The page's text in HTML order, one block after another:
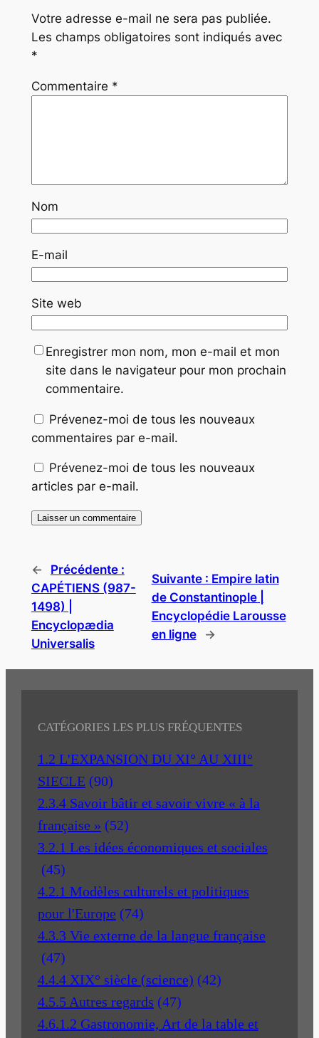
Votre adresse e-mail ne sera pas publiée.
Les champs obligatoires sont indiqués avec
*
Commentaire *
Nom
E-mail
Site web
Enregistrer mon nom, mon e-mail et mon
site dans le navigateur pour mon prochain
commentaire.
Prévenez-moi de tous les nouveaux
commentaires par e-mail.
Prévenez-moi de tous les nouveaux
articles par e-mail.
←
Précédente :
CAPÉTIENS (987-
1498) |
Encyclopædia
Universalis
Suivante : Empire latin
de Constantinople |
Encyclopédie Larousse
en ligne
→
CATÉGORIES LES PLUS FRÉQUENTES
1.2 L'EXPANSION DU XI° AU XIII°
SIECLE (90)
2.3.4 Savoir bâtir et savoir vivre « à la
française » (52)
3.2.1 Les idées économiques et sociales
(45)
4.2.1 Modèles culturels et politiques
pour l'Europe (74)
4.3.3 Vie externe de la langue française
(47)
4.4.4 XIX° siècle (science) (42)
4.5.5 Autres regards (47)
4.6.1.2 Gastronomie, Art de la table et